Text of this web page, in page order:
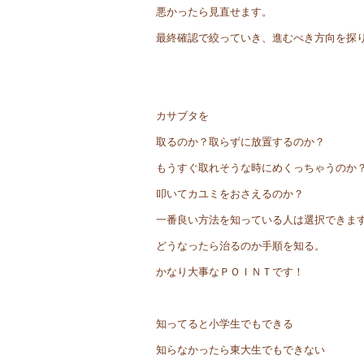
悪かったら見直せます。
最終確認で絞っていき、進むべき方向を探
カサブタを
取るのか？取らずに放置するのか？
もうすぐ取れそうな時にめくっちゃうのか？
叩いてカユミをおさえるのか？
一番良い方法を知っている人は選択できます
どうなったら治るのか手順を知る。
かなり大事なＰＯＩＮＴです！
知ってると小学生でもできる
知らなかったら東大生でもできない